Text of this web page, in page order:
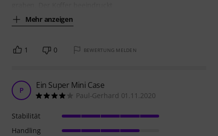
Mehr anzeigen
1 0 BEWERTUNG MELDEN
P Ein Super Mini Case
Paul-Gerhard 01.11.2020
Stabilität
Handling